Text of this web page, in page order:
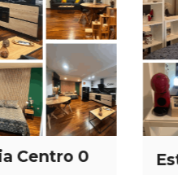
Centro 0